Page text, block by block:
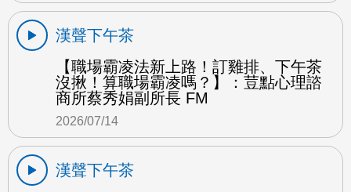
漢聲下午茶
【職場霸凌法新上路！訂雞排、下午茶
沒揪！算職場霸凌嗎？】：荳點心理諮
商所蔡秀娟副所長 FM
2026/07/14
漢聲下午茶